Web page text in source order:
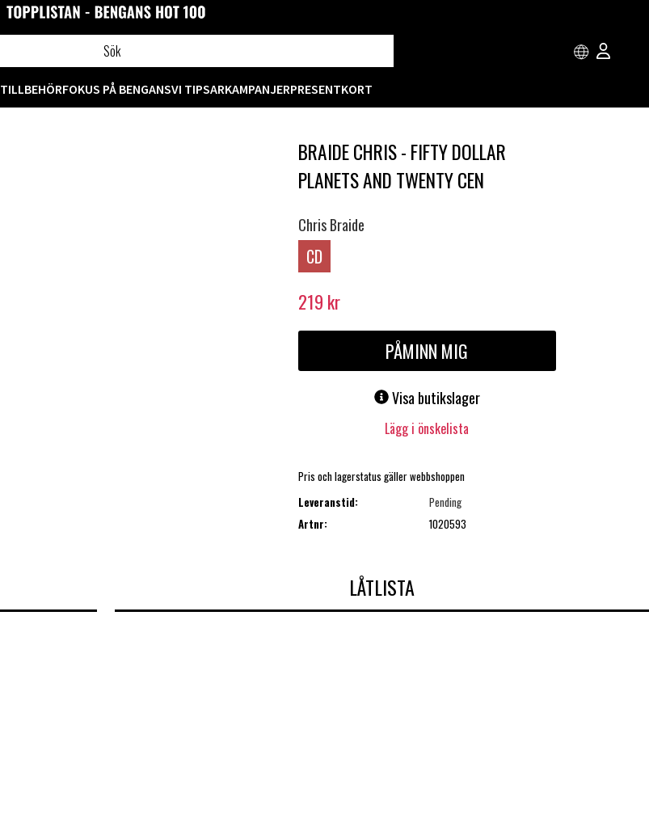
TILLBEHÖRFOKUS PÅ BENGANSVI TIPSARKAMPANJERPRESENTKORT
BRAIDE CHRIS - FIFTY DOLLAR
PLANETS AND TWENTY CEN
Chris Braide
CD
219 kr
PÅMINN MIG
Visa butikslager
Lägg i önskelista
Pris och lagerstatus gäller webbshoppen
Leveranstid:
Pending
Artnr:
1020593
LÅTLISTA